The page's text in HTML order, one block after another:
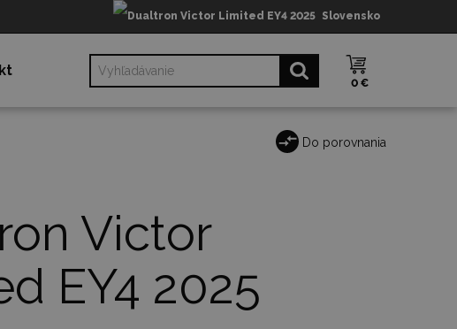
Slovensko
0 €
Do porovnania
Victor
EY4 2025